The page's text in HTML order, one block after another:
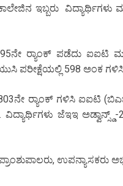
ಇಬ್ಬರು
ರ‍್ಯಾಂಕ್ ಪಡೆದು ಐಐಟಿ
ಪರೀಕ್ಷೆಯಲ್ಲಿ 598 ಅಂಕ ಗಳಿಸಿ
ರ‍್ಯಾಂಕ್ ಗಳಿಸಿ ಐಐಟಿ
ಜೆಇಇ
ಉಪನ್ಯಾಸಕರು